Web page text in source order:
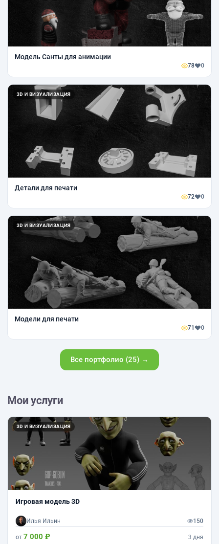
Модель Санты для анимации
78 0
3D И ВИЗУАЛИЗАЦИЯ
Детали для печати
72 0
3D И ВИЗУАЛИЗАЦИЯ
Модели для печати
71 0
Все портфолио (25) →
Мои услуги
3D И ВИЗУАЛИЗАЦИЯ
Игровая модель 3D
Илья Ильин 150
от 7 000 ₽ 3 дня